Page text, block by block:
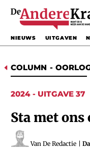
NIEUWS UITGAVEN
D COLUMN -
2024 - UITGAVE 37
Sta met ons
Van De Redactie